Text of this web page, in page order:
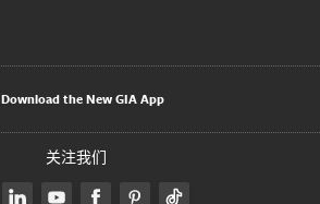
Download the New GIA App
关注我们